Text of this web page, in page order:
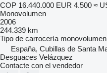
COP 16.440.000 EUR 4.500 ≈
Monovolumen
2006
244.339 km
Tipo de carrocería monovolumen
España, Cubillas de Santa
Desguaces Velázquez
Contacte con el vendedor